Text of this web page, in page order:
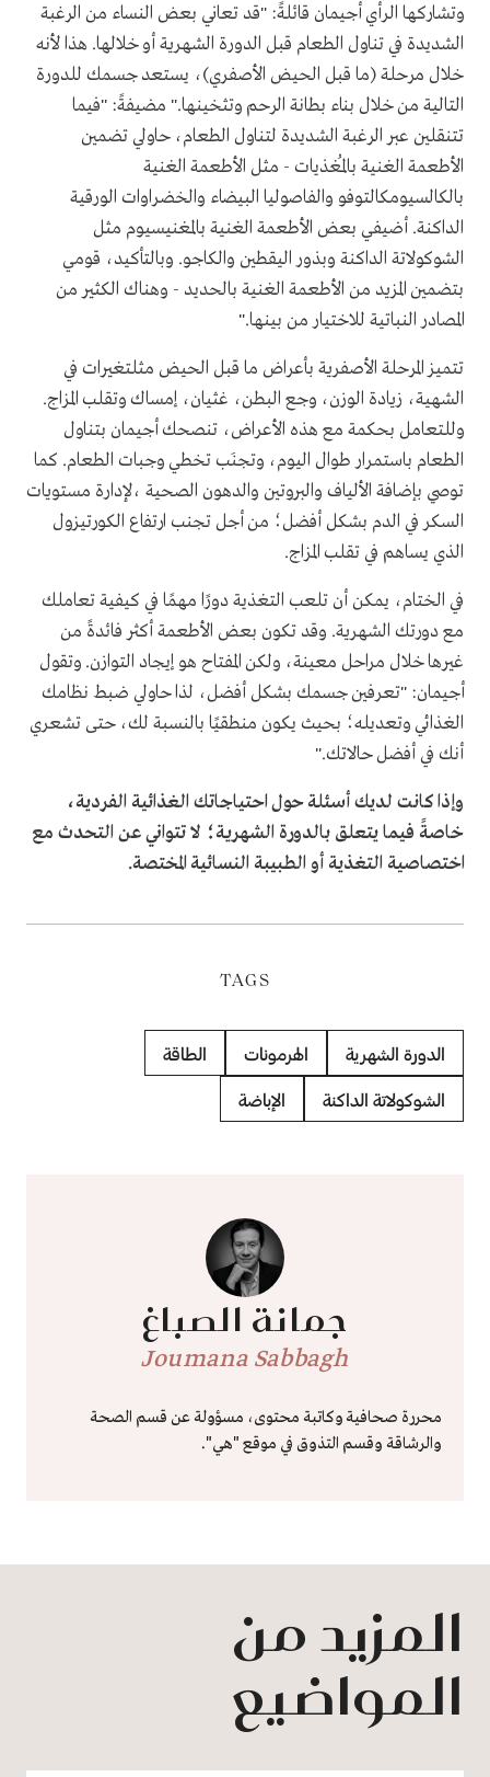
وتشاركها الرأي أجيمان قائلةً: "قد تعاني بعض النساء من الرغبة
الشديدة في تناول الطعام قبل الدورة الشهرية أو خلالها. هذا لأنه
خلال مرحلة (ما قبل الحيض الأصفري)، يستعد جسمك للدورة
التالية من خلال بناء بطانة الرحم وتثخينها." مضيفةً: "فيما
تتنقلين عبر الرغبة الشديدة لتناول الطعام، حاولي تضمين
الأطعمة الغنية بالمُغذيات - مثل الأطعمة الغنية
بالكالسيومكالتوفو والفاصوليا البيضاء والخضراوات الورقية
الداكنة. أضيفي بعض الأطعمة الغنية بالمغنيسيوم مثل
الشوكولاتة الداكنة وبذور اليقطين والكاجو. وبالتأكيد، قومي
بتضمين المزيد من الأطعمة الغنية بالحديد - وهناك الكثير من
المصادر النباتية للاختيار من بينها."
تتميز المرحلة الأصفرية بأعراض ما قبل الحيض مثلتغيرات في
الشهية، زيادة الوزن، وجع البطن، غثيان، إمساك وتقلب المزاج.
وللتعامل بحكمة مع هذه الأعراض، تنصحك أجيمان بتناول
الطعام باستمرار طوال اليوم، وتجنَب تخطي وجبات الطعام. كما
توصي بإضافة الألياف والبروتين والدهون الصحية ،لإدارة مستويات
السكر في الدم بشكل أفضل؛ من أجل تجنب ارتفاع الكورتيزول
الذي يساهم في تقلب المزاج.
في الختام، يمكن أن تلعب التغذية دورًا مهمًا في كيفية تعاملك
مع دورتك الشهرية. وقد تكون بعض الأطعمة أكثر فائدةً من
غيرها خلال مراحل معينة، ولكن المفتاح هو إيجاد التوازن. وتقول
أجيمان: "تعرفين جسمك بشكل أفضل، لذا حاولي ضبط نظامك
الغذائي وتعديله؛ بحيث يكون منطقيًا بالنسبة لك، حتى تشعري
أنك في أفضل حالاتك".
وإذا كانت لديك أسئلة حول احتياجاتك الغذائية الفردية،
خاصةً فيما يتعلق بالدورة الشهرية؛ لا تتواني عن التحدث مع
اختصاصية التغذية أو الطبيبة النسائية المختصة.
TAGS
الدورة الشهرية الهرمونات الطاقة
الشوكولاتة الداكنة الإباضة
جمانة الصباغ
Joumana Sabbagh
محررة صحافية وكاتبة محتوى، مسؤولة عن قسم الصحة
والرشاقة وقسم التذوق في موقع "هي".
المزيد من
المواضيع